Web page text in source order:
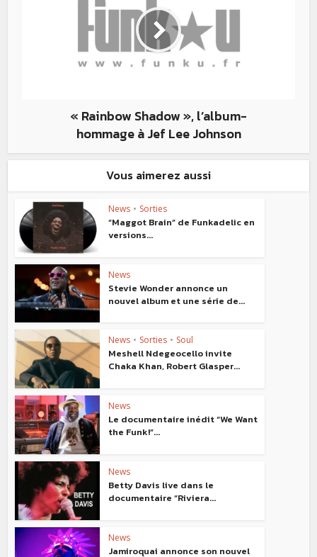
« Rainbow Shadow », l’album-
hommage à Jef Lee Johnson
Vous aimerez aussi
News • Sorties
“Maggot Brain” de Funkadelic en
versions...
News
Stevie Wonder annonce un
nouvel album et une série de...
News • Sorties • Soul
Meshell Ndegeocello invite
Chaka Khan, Robert Glasper...
News
Le documentaire inédit “We Want
the Funk!”...
News
Betty Davis live dans le
documentaire “Riviera...
News
Jamiroquai annonce son nouvel